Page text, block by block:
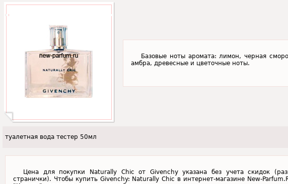
Базовые ноты аромата: лимон, черная
амбра, древесные и цветочные ноты.
туалетная вода тестер 50мл
Цена для покупки Naturally Chic от Givenchy указана без учета скидок
странички). Чтобы купить Givenchy: Naturally Chic в интернет-магазине New-